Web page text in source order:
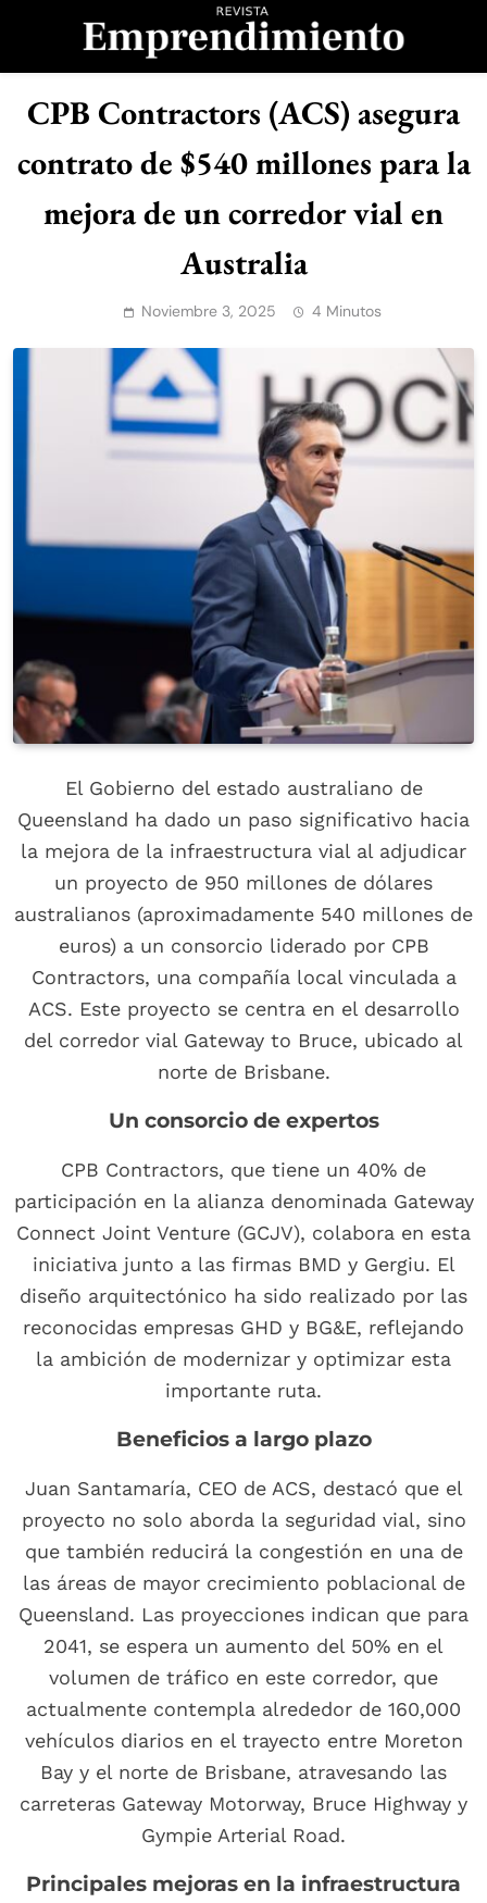
Revista
Emprendimiento
CPB Contractors (ACS) asegura
contrato de $540 millones para la
mejora de un corredor vial en
Australia
Noviembre 3, 2025 4 Minutos
El Gobierno del estado australiano de
Queensland ha dado un paso significativo hacia
la mejora de la infraestructura vial al adjudicar
un proyecto de 950 millones de dólares
australianos (aproximadamente 540 millones de
euros) a un consorcio liderado por CPB
Contractors, una compañía local vinculada a
ACS. Este proyecto se centra en el desarrollo
del corredor vial Gateway to Bruce, ubicado al
norte de Brisbane.
Un consorcio de expertos
CPB Contractors, que tiene un 40% de
participación en la alianza denominada Gateway
Connect Joint Venture (GCJV), colabora en esta
iniciativa junto a las firmas BMD y Gergiu. El
diseño arquitectónico ha sido realizado por las
reconocidas empresas GHD y BG&E, reflejando
la ambición de modernizar y optimizar esta
importante ruta.
Beneficios a largo plazo
Juan Santamaría, CEO de ACS, destacó que el
proyecto no solo aborda la seguridad vial, sino
que también reducirá la congestión en una de
las áreas de mayor crecimiento poblacional de
Queensland. Las proyecciones indican que para
2041, se espera un aumento del 50% en el
volumen de tráfico en este corredor, que
actualmente contempla alrededor de 160,000
vehículos diarios en el trayecto entre Moreton
Bay y el norte de Brisbane, atravesando las
carreteras Gateway Motorway, Bruce Highway y
Gympie Arterial Road.
Principales mejoras en la infraestructura